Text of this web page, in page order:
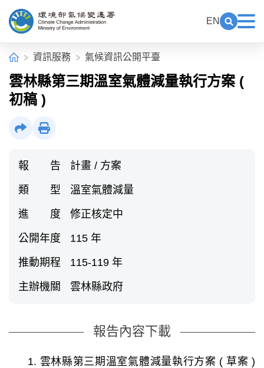
EN
首頁資訊服務 氣候資訊公開平臺
雲林縣第三期溫室氣體減量執行方案 (
初稿 )
報 告 計畫 / 方案
類 型 溫室氣體減量
進 度 修正核定中
公開年度 115 年
推動期程 115-119 年
主辦機關 雲林縣政府
報告內容下載
1. 雲林縣第三期溫室氣體減量執行方案 ( 草案 )